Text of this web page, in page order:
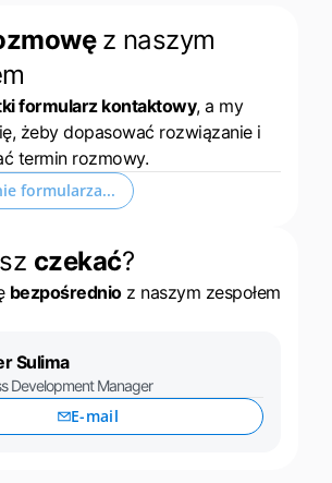
z naszym
formularz kontaktowy, a my
żeby dopasować rozwiązanie i
termin rozmowy.
kontaktowy
czekać?
bezpośrednioz naszym zespołem
Sulima
Development Manager
E-mail